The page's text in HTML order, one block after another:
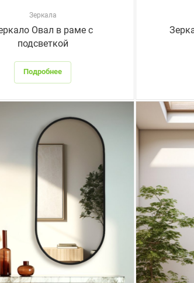
Зеркала
Овал в раме с
подсветкой
Подробнее